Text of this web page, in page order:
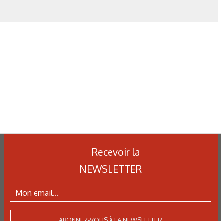
Simulation numérique
Recevoir la
NEWSLETTER